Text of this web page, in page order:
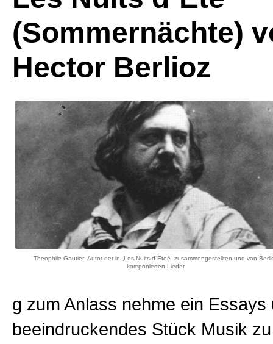
(Sommernächte)
Hector Berlioz
Theophile Gautier: Autor der in „Les Nuits d´Eteé“ zusammengestellten und von
komponierten Lieder
g zum Anlass nehme ein Essays
beeindruckendes Stück Musik